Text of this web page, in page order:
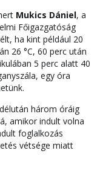
Mukics Dániel, a
Főigazgatóság
ha kint például 20
26 °C, 60 perc után
5 perc alatt 40
egy óra
három óráig
amikor indult volna
foglalkozás
vétsége miatt